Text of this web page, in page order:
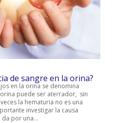
de sangre en la orina?
en la orina se denomina
puede ser aterrador, sin
la hematuria no es una
investigar la causa
por una...